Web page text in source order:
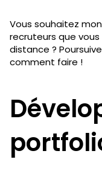
Vous souhaitez
recruteurs que
distance ?
comment faire !